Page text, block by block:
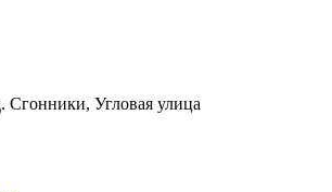
Угловая улица